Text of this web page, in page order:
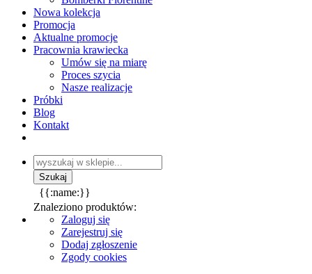
Nowa kolekcja
Promocja
Aktualne promocje
Pracownia krawiecka
Umów się na miarę
Proces szycia
Nasze realizacje
Próbki
Blog
Kontakt
{{:name:}}
Znaleziono produktów:
Zaloguj się
Zarejestruj się
Dodaj zgłoszenie
Zgody cookies